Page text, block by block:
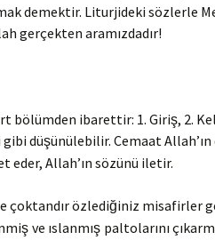
demektir. Liturjideki sözlerle
gerçekten aramızdadır!
bölümden ibarettir: 1. Giriş, 2.
düşünülebilir. Cemaat
eder, Allah’ın sözünü iletir.
çoktandır özlediğiniz misafirler
ve ıslanmış paltolarını